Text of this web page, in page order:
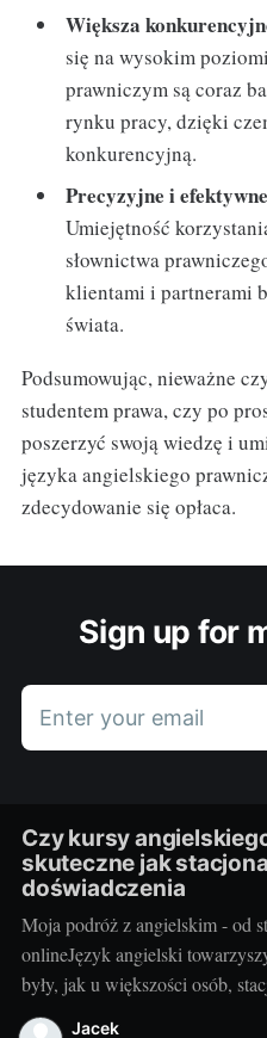
Większa
się na wysokim
prawniczym są coraz
rynku pracy, dzięki
konkurencyjną.
Precyzyjne i
Umiejętność
słownictwa
klientami i partnerami
świata.
Podsumowując, nieważne
studentem prawa, czy po
poszerzyć swoją wiedzę i
języka angielskiego
zdecydowanie się opłaca.
Sign up for
Enter your email
Czy kursy
skuteczne jak
doświadczenia
Moja podróż z angielskim - od
onlineJęzyk angielski
były, jak u większości osób,
niechęć do porannego
Jacek